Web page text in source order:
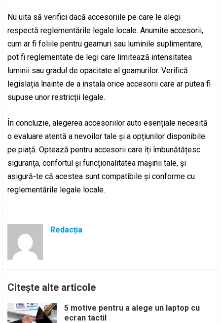
Nu uita să verifici dacă accesoriile pe care le alegi
respectă reglementările legale locale. Anumite accesorii,
cum ar fi foliile pentru geamuri sau luminile suplimentare,
pot fi reglementate de legi care limitează intensitatea
luminii sau gradul de opacitate al geamurilor. Verifică
legislația înainte de a instala orice accesorii care ar putea fi
supuse unor restricții legale.
În concluzie, alegerea accesoriilor auto esențiale necesită
o evaluare atentă a nevoilor tale și a opțiunilor disponibile
pe piață. Optează pentru accesorii care îți îmbunătățesc
siguranța, confortul și funcționalitatea mașinii tale, și
asigură-te că acestea sunt compatibile și conforme cu
reglementările legale locale.
Redacția
Citește alte articole
5 motive pentru a alege un laptop cu
ecran tactil